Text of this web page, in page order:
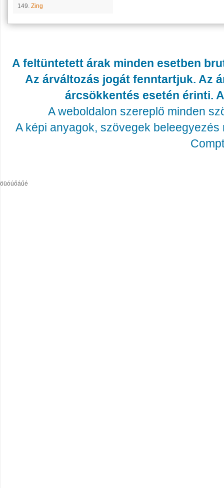
149. Zing
A feltüntetett árak minden esetben
Az árváltozás jogát fenntartjuk. Az
árcsökkentés esetén érinti.
A weboldalon szereplő minden
A képi anyagok, szövegek
öüóúőáűé